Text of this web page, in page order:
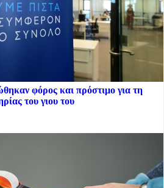
φόρος και πρόστιμο για τη
του γιου του